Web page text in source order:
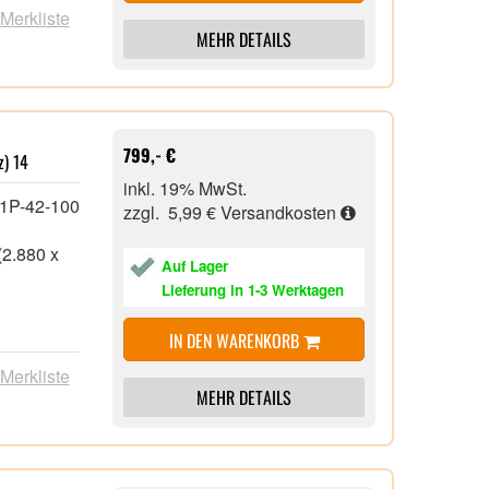
C, 1x
MEHR DETAILS
14
42-100
x
Gen
799,- €
inkl. 19% MwSt.
zzgl. 5,99 €Versandkosten
Auf Lager
Lieferung in 1-3 Werktagen
IN DEN WARENKORB
MEHR DETAILS